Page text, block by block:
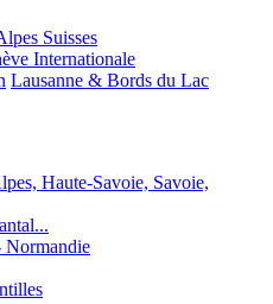
Suisses
Internationale
Lausanne & Bords du Lac
Haute-Savoie, Savoie,
Normandie